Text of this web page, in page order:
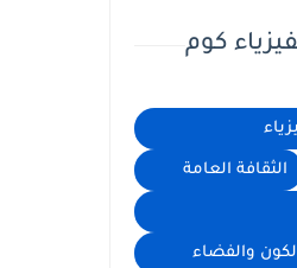
كوم
الثقافة العامة
والفضاء